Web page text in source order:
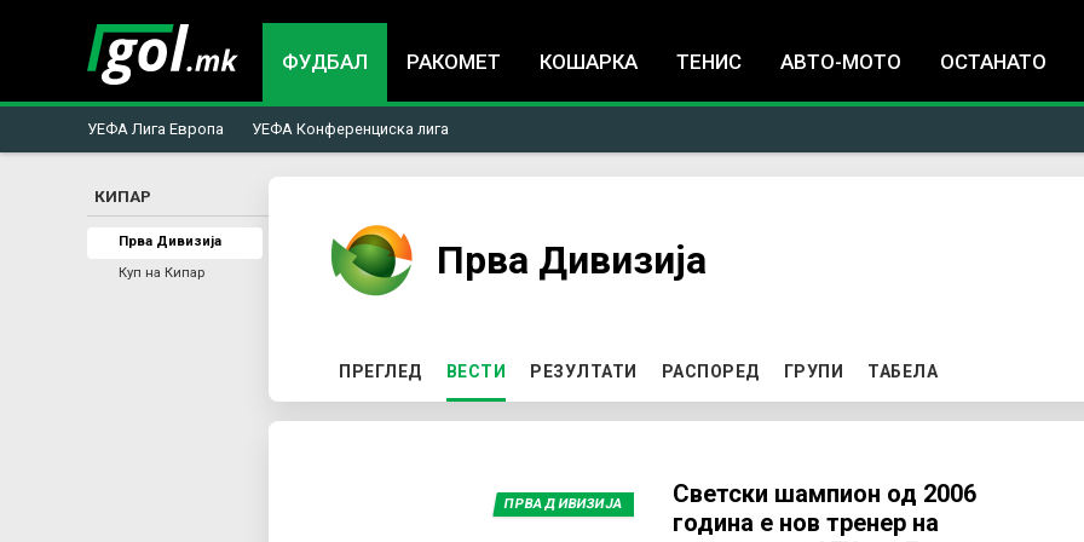
ФУДБАЛ РАКОМЕТ КОШАРКА ТЕНИС АВТО-МОТО ОСТАНАТО
УЕФА Лига Европа УЕФА Конференциска лига
You
Прва Дивизија
P
r
ПРЕГЛЕД ВЕСТИ (ACTIVE TAB)
РЕЗУЛТАТИ РАСПОРЕД ГРУПИ ТАБЕЛА
ПРВА ДИВИЗИЈА
Светски шампион од 2006
година е нов тренер на
КИПАР
Прва Дивизија
Куп на Кипар